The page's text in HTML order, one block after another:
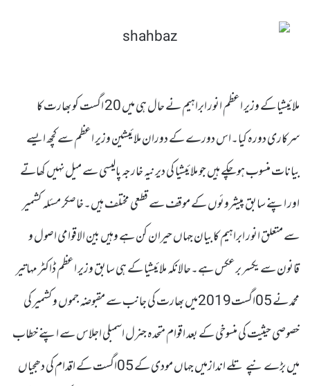
ملائیشیا کے وزیر اعظم انور ابراہیم نے حال ہی میں 20 اگست کو بھارت کا
سرکاری دورہ کیا۔اس دورے کے دوران ملائیشین وزیر اعظم سے کچھ ایسے
بیانات منسوب ہوچکے ہیں جو ملائیشیا کی دیر نیہ خارجہ پالیسی سے میل نہیں کھاتے
اور اپنے سابق پیشروئوں کے موقف سے قطعی مختلف ہیں۔خاصکر مسئلہ کشمیر
سے متعلق انور ابراہیم کا بیان جہاں حیران کن ہے وہیں بین الاقوامی اصول و
قانون سے یکسر برعکس ہے۔حالانکہ ملائیشیا کے ہی سابق وزیر اعظم ڈاکٹر مہاتیر
محمد نے 05اگست2019میں بھارت کی جانب سے مقبوضہ جموں و کشمیر کی
خصوصی حیثیت کی منسوخی کے بعد اقوام متحدہ جنرل اسمبلی اجلاس سے اپنے خطاب
میں بڑے نپے تلے اندازمیں جہاں مودی کے 05اگست کے اقدام کی دھجیاں